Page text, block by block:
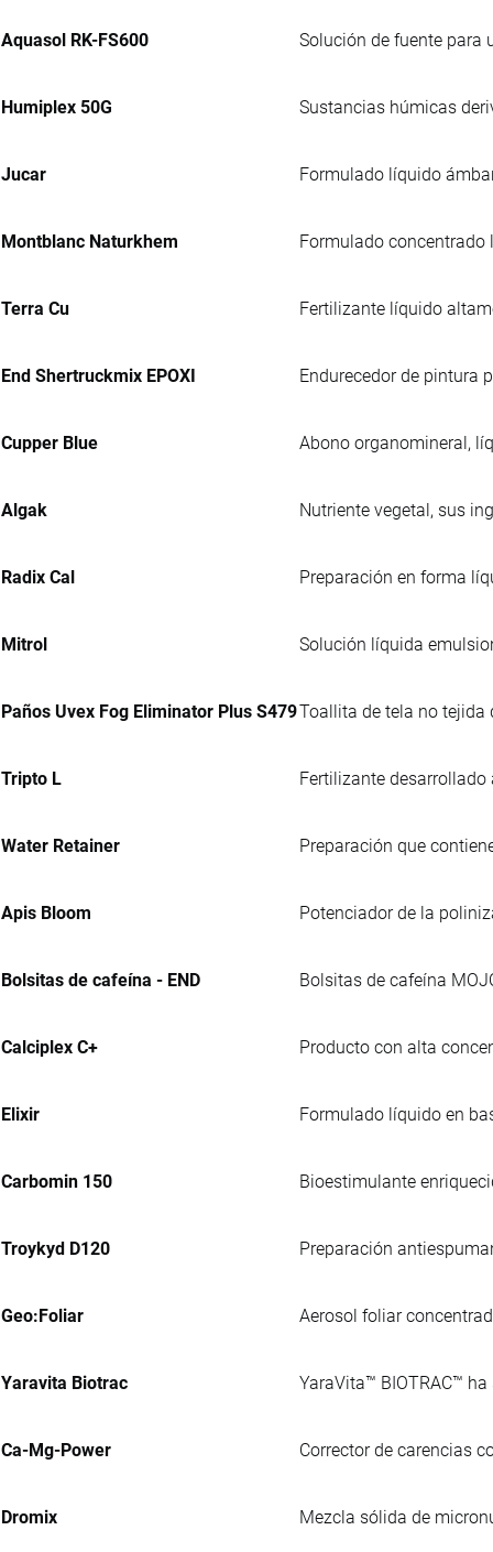
Aquasol RK-FS600 Solución de fuente para
Humiplex 50G Sustancias húmicas
Jucar Formulado líquido
Montblanc Naturkhem Formulado
Terra Cu Fertilizante líquido
End Shertruckmix EPOXI Endurecedor de pintura
Cupper Blue Abono organomineral,
Algak Nutriente vegetal, sus
Radix Cal Preparación en forma
Mitrol Solución líquida
Paños Uvex Fog Eliminator Plus S479Toallita de tela no tejida
Tripto L Fertilizante
Water Retainer Preparación que
Apis Bloom Potenciador de la
Bolsitas de cafeína - END Bolsitas de cafeína
Calciplex C+ Producto con alta
Elixir Formulado líquido en
Carbomin 150 Bioestimulante
Troykyd D120 Preparación
Geo:Foliar Aerosol foliar
Yaravita Biotrac YaraVita™ BIOTRAC™
Ca-Mg-Power Corrector de carencias
Dromix Mezcla sólida de